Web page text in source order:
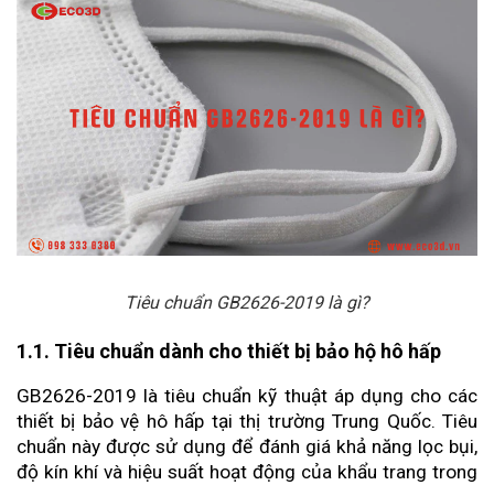
Tiêu chuẩn GB2626-2019 là gì?
1.1. Tiêu chuẩn dành cho thiết bị bảo hộ hô hấp
GB2626-2019 là tiêu chuẩn kỹ thuật áp dụng cho các
thiết bị bảo vệ hô hấp tại thị trường Trung Quốc. Tiêu
chuẩn này được sử dụng để đánh giá khả năng lọc bụi,
độ kín khí và hiệu suất hoạt động của khẩu trang trong